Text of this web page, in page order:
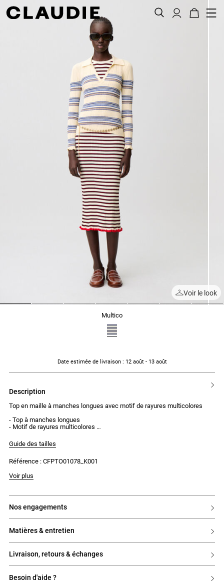
Voir le look
multico
Date estimée de livraison: 12 août - 13 août
description
Top en maille à manches longues avec motif de rayures multicolores
- Top à manches longues
- Motif de rayures multicolores
- Porté près du corps
- Volant en bas de manches
- Petits ajourés le long des côtes
Guide des tailles
Référence : CFPTO01078_K001
Voir plus
nos engagements
matières & entretien
livraison, retours & échanges
besoin d'aide ?